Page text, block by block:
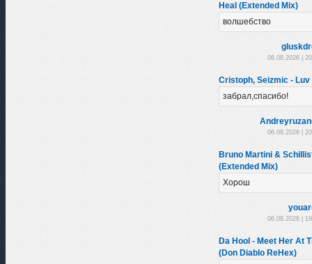
Heal (Extended Mix)
волшебство
06.08.2026 |
Cristoph, Seizmic - Luv
забрал,спасибо!
06.08.2026 |
Bruno Martini &
(Extended Mix)
Хорош
06.08.2026 |
Da Hool - Meet Her At
(Don Diablo ReHex)